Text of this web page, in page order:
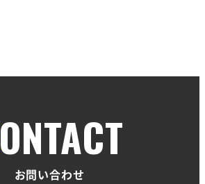
CONTACT
お問い合わせ